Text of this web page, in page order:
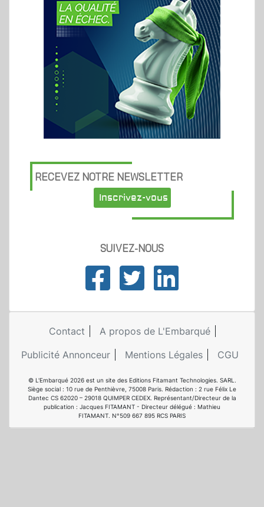
RECEVEZ NOTRE NEWSLETTER
Inscrivez-vous
SUIVEZ-NOUS
Contact
A propos de L'Embarqué
Publicité Annonceur
Mentions Légales CGU
© L'Embarqué 2026 est un site des Editions Fitamant Technologies. SARL.
Siège social : 10 rue de Penthièvre, 75008 Paris. Rédaction : 2 rue Félix Le
Dantec CS 62020 – 29018 QUIMPER CEDEX. Représentant/Directeur de la
publication : Jacques FITAMANT - Directeur délégué : Mathieu
FITAMANT. N°509 667 895 RCS PARIS